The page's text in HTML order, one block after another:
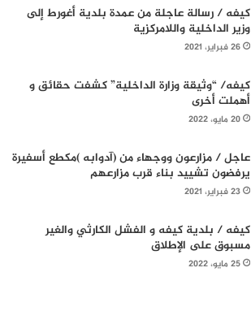
كيفه / رسالة عاجلة من عمدة بلدية أغورط إلى
وزير الداخلية واللامركزية
26 فبراير، 2021
كيفه/ “وثيقة وزارة الداخلية” كشفت حقائق و
أهملت أخرى
20 مايو، 2022
عاجل / مزارعون ووجهاء من (آدوابه )مكطع أسفيرة
يرفضون تشييد بناء قرب مزارعهم
23 فبراير، 2021
كيفه / بلدية كيفه و الفشل الكارثي والغير
مسبوق على الإطلاق
25 مايو، 2022